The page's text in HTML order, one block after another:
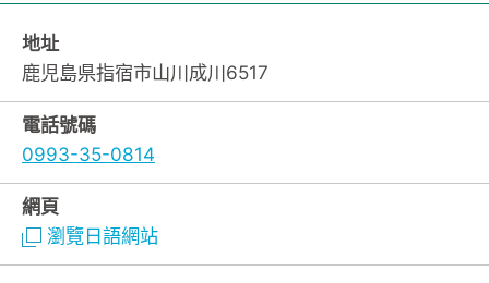
地址
鹿児島県指宿市山川成川6517
電話號碼
0993-35-0814
網頁
瀏覽日語網站